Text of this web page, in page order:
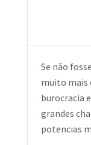
Se não
muito mais
burocracia
grandes
potencias